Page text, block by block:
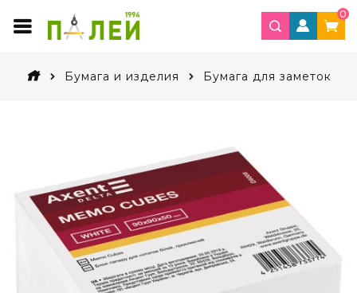
0
Бумага и изделия Бумага для заметок